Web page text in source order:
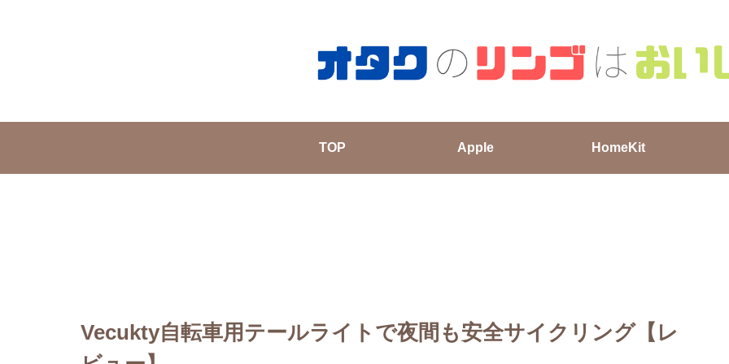
TOP Apple HomeKit
Vecukty自転車用テールライトで夜間も安全サイクリング【レ